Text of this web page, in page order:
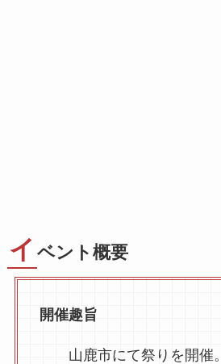
イ ベント概要
開催趣旨
山鹿市にて祭りを開催。